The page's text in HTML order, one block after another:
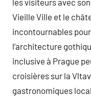
Vieille Ville et le
incontournables
l’architecture
inclusive à Prague
croisières sur la
gastronomiques